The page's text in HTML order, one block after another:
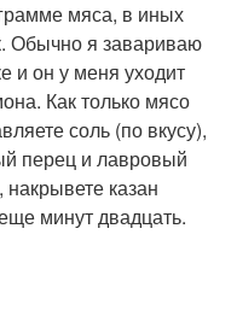
мяса, в иных
Обычно я завариваю
и он у меня уходит
Как только мясо
соль (по вкусу),
перец и лавровый
казан
минут двадцать.